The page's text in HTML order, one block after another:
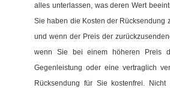
alles unterlassen, was deren Wert
Sie haben die Kosten der Rücksendung
und wenn der Preis der
wenn Sie bei einem höheren Preis
Gegenleistung oder eine vertraglich
Rücksendung für Sie kostenfrei.